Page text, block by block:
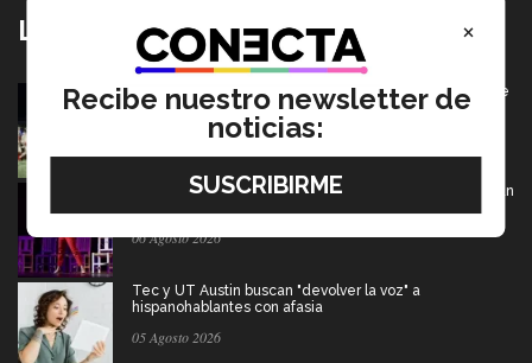
Lo más nuevo
Borregos CCM van por el campeonato en Liga Mayor de
americano
06 Agosto 2026
De PrepaTec Qro al mundo: el escenario donde nació un
06 Agosto 2026
Tec y UT Austin buscan "devolver la voz" a
hispanohablantes con afasia
05 Agosto 2026
×
Recibe nuestro newsletter de
noticias: